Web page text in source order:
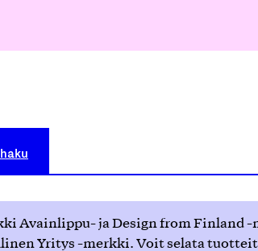
Avainlippu- ja Design from Finland
Yritys -merkki. Voit selata